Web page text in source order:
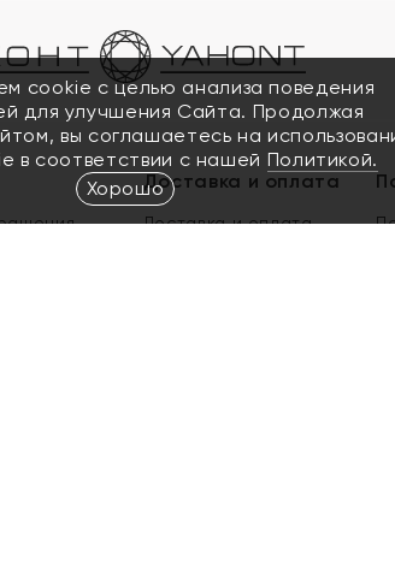
Доставка и оплата
Доставка и оплата
cookie с целью анализа поведения
для улучшения Сайта. Продолжая
вы соглашаетесь на
в соответствии с нашей Политикой.
Хорошо